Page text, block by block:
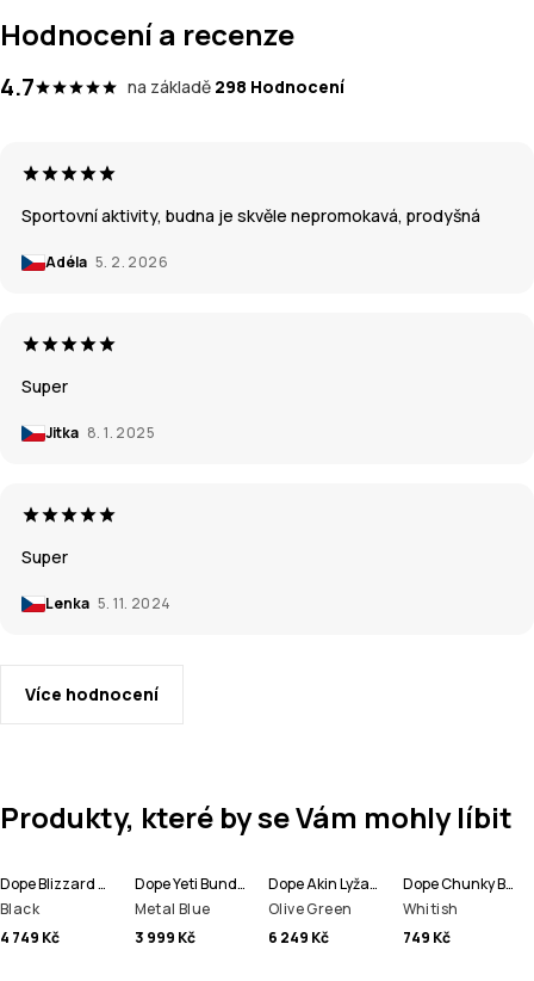
Hodnocení a recenze
4.7 na základě 298 Hodnocení
Sportovní aktivity, budna je skvěle nepromokavá, prodyšná
Adéla 5. 2. 2026
Super
Jitka 8. 1. 2025
Super
Lenka 5. 11. 2024
Více hodnocení
Produkty, které by se Vám mohly líbit
Dope Blizzard W Lyžařská Bunda Dámské
Black
4 749 Kč
Dope Yeti Bunda na Snowboard Pánské
Metal Blue
3 999 Kč
Dope Akin Lyžařská Bunda Pánské
Olive Green
6 249 Kč
Dope Chunky Beanie čepice
Whitish
749 Kč